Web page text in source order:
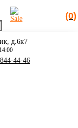
(0)
д.6к7
44-46
70